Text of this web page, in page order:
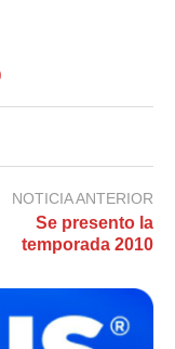
NOTICIA ANTERIOR
Se presento la
temporada 2010